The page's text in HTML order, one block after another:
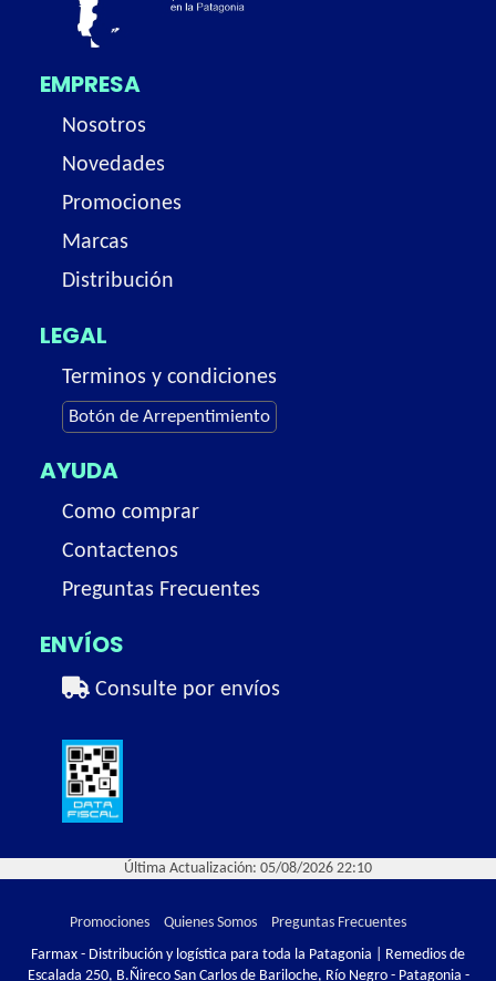
EMPRESA
Nosotros
Novedades
Promociones
Marcas
Distribución
LEGAL
Terminos y condiciones
Botón de Arrepentimiento
AYUDA
Como comprar
Contactenos
Preguntas Frecuentes
ENVÍOS
Consulte por envíos
Última Actualización: 05/08/2026 22:10
Promociones Quienes Somos
Preguntas Frecuentes
Farmax - Distribución y logística para toda la Patagonia | Remedios de
Escalada 250, B.Ñireco San Carlos de Bariloche, Río Negro - Patagonia -